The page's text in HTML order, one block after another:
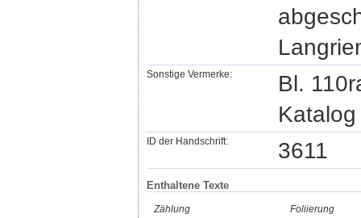
Sonstige Vermerke:
Bl.
ID der Handschrift: 3611
Enthaltene Texte
Zählung
Foliierung